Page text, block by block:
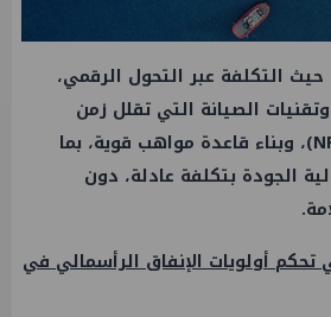
التكلفة عبر التحول الرقمي،
الصيانة التي تقلل زمن
التوقف غير المنتج (NPT)، وبناء قاعدة مواهب قوية، بما
الجودة بتكلفة عادلة، دون
تحكم أولويات الإنفاق الرأسمالي في